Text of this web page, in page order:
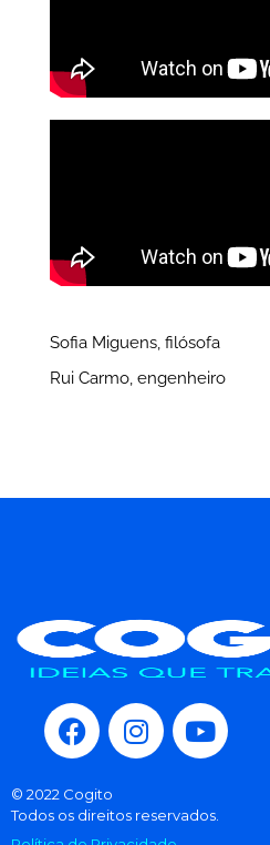
Sofia Miguens, filósofa
Rui Carmo, engenheiro
© 2022 Cogito
Todos os direitos reservados.